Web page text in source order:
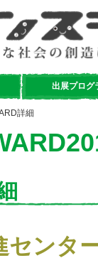
出展プログ
詳細
センタ